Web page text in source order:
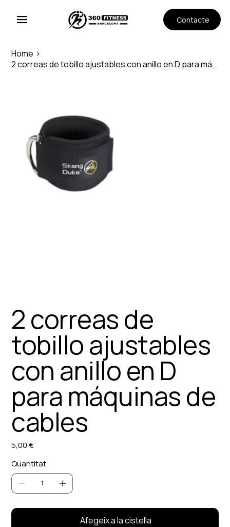
Contacte
Home >
2 correas de tobillo ajustables con anillo en D para máquinas de cables
2 correas de
tobillo ajustables
con anillo en D
para máquinas de
cables
Preu
5,00 €
Quantitat
Afegeix a la cistella